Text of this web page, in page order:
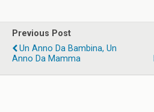
Previous Post
Un Anno Da Bambina, Un
Anno Da Mamma